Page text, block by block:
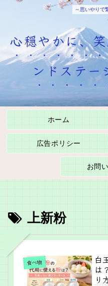
～思いやりで
心穏やかに、
ンドステー
ホーム
広告ポリシー
お問
上新粉
食べ物
白
は
り